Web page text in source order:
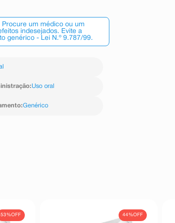
um médico ou um
indesejados. Evite a
genérico - Lei N.º 9.787/99.
:Uso oral
:Genérico
53%OFF 44%OFF